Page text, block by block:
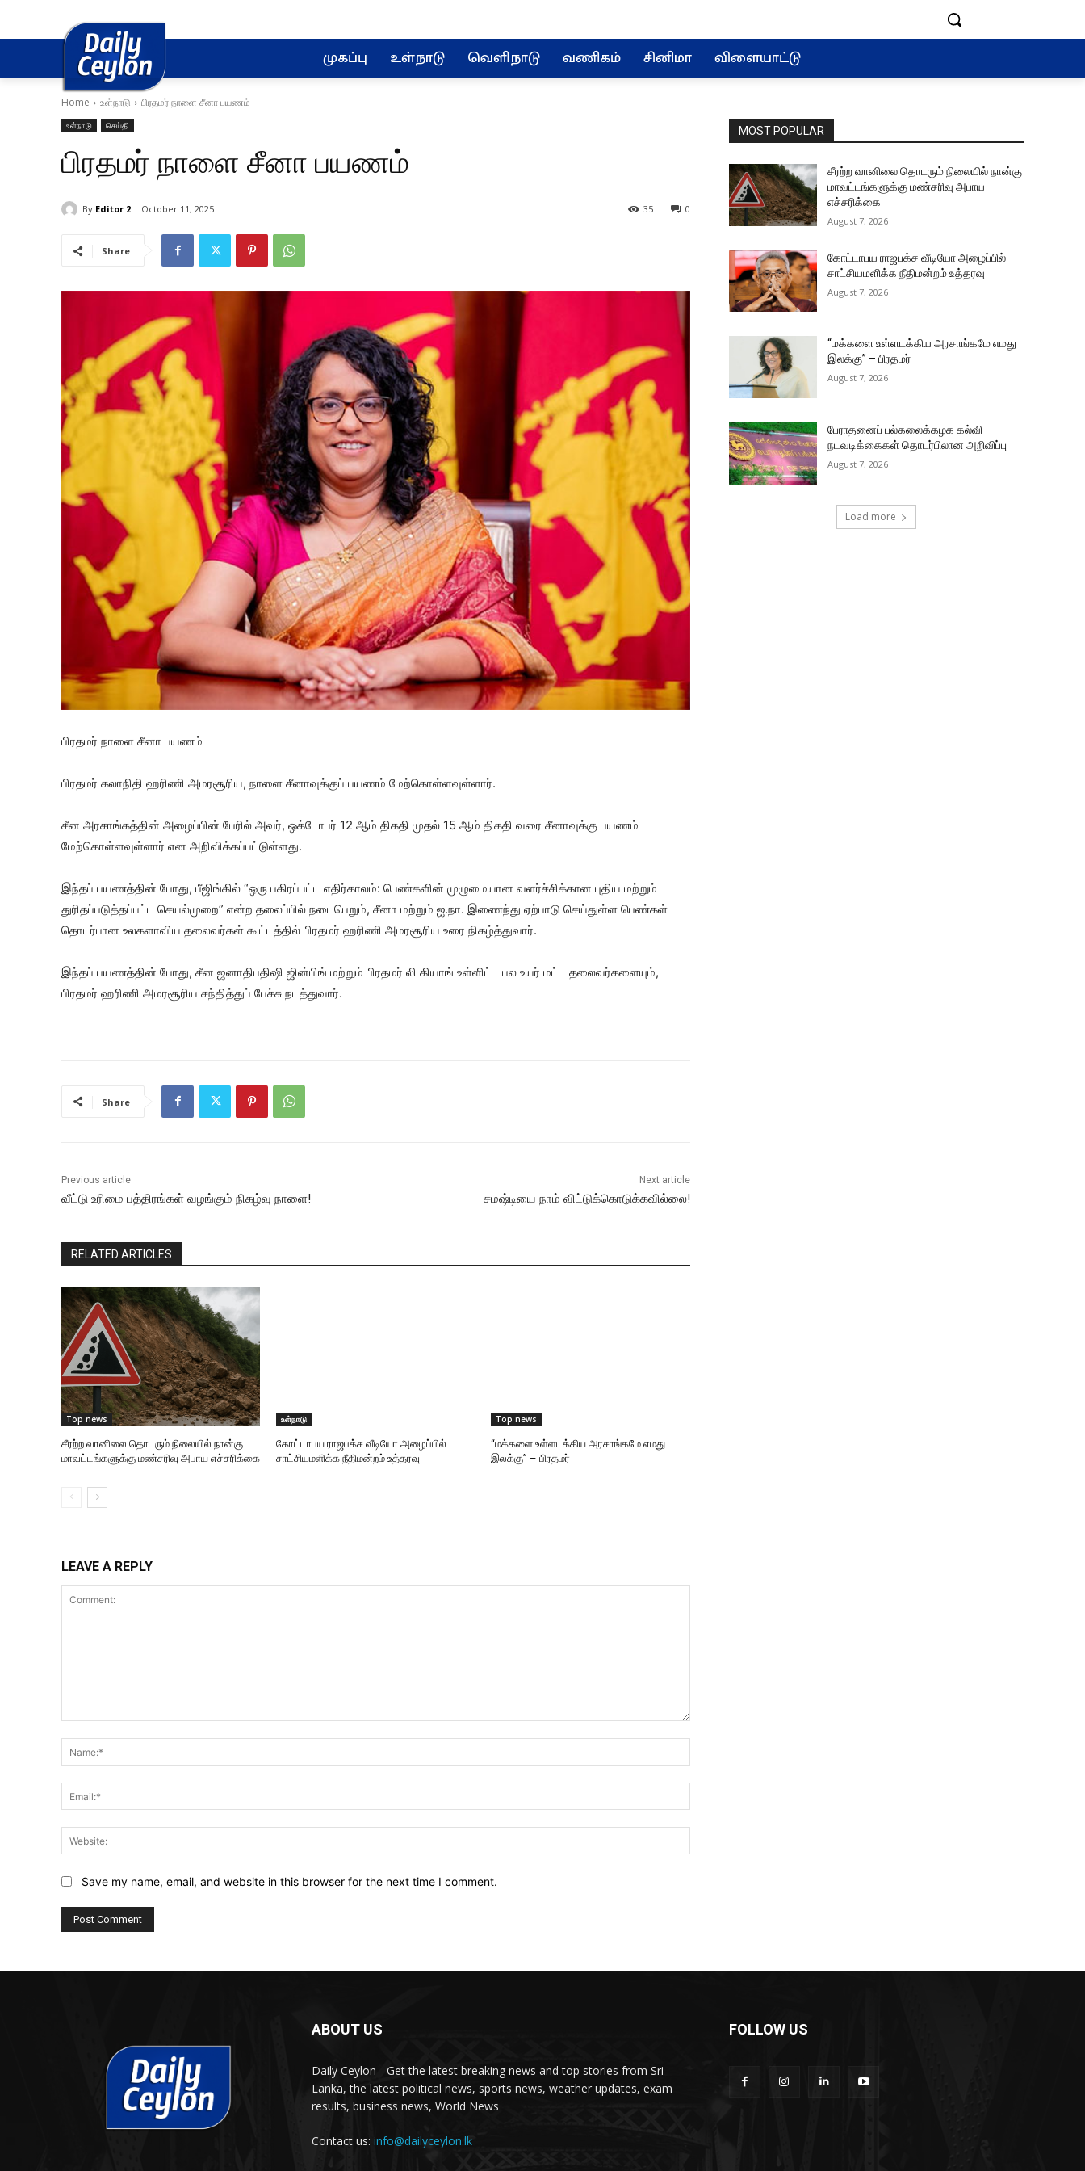
முகப்பு உள்நாடு வெளிநாடு வணிகம் சினிமா விளையாட்டு
Home உள்நாடு பிரதமர் நாளை சீனா பயணம்
உள்நாடு செய்தி
பிரதமர் நாளை சீனா பயணம்
By Editor 2 October 11, 2025 0
35
Share
பிரதமர் நாளை சீனா பயணம்
பிரதமர் கலாநிதி ஹரிணி அமரசூரிய, நாளை சீனாவுக்குப் பயணம் மேற்கொள்ளவுள்ளார்.
சீன அரசாங்கத்தின் அழைப்பின் பேரில் அவர், ஒக்டோபர் 12 ஆம் திகதி முதல் 15 ஆம் திகதி வரை சீனாவுக்கு பயணம்
மேற்கொள்ளவுள்ளார் என அறிவிக்கப்பட்டுள்ளது.
இந்தப் பயணத்தின் போது, ​​பீஜிங்கில் “ஒரு பகிரப்பட்ட எதிர்காலம்: பெண்களின் முழுமையான வளர்ச்சிக்கான புதிய மற்றும்
துரிதப்படுத்தப்பட்ட செயல்முறை” என்ற தலைப்பில் நடைபெறும், சீனா மற்றும் ஐ.நா. இணைந்து ஏற்பாடு செய்துள்ள பெண்கள்
தொடர்பான உலகளாவிய தலைவர்கள் கூட்டத்தில் பிரதமர் ஹரிணி அமரசூரிய உரை நிகழ்த்துவார்.
இந்தப் பயணத்தின் போது, சீன ஜனாதிபதிஷி ஜின்பிங் மற்றும் பிரதமர் லி கியாங் உள்ளிட்ட பல உயர் மட்ட தலைவர்களையும்,
பிரதமர் ஹரிணி அமரசூரிய சந்தித்துப் பேச்சு நடத்துவார்.
Share
Previous article
வீட்டு உரிமை பத்திரங்கள் வழங்கும் நிகழ்வு நாளை!
Next article
சமஷ்டியை நாம் விட்டுக்கொடுக்கவில்லை!
RELATED ARTICLES
Top news
சீரற்ற வானிலை தொடரும் நிலையில் நான்கு
மாவட்டங்களுக்கு மண்சரிவு அபாய எச்சரிக்கை
உள்நாடு
கோட்டாபய ராஜபக்ச வீடியோ அழைப்பில்
சாட்சியமளிக்க நீதிமன்றம் உத்தரவு
Top news
“மக்களை உள்ளடக்கிய அரசாங்கமே எமது
இலக்கு” – பிரதமர்
LEAVE A REPLY
Save my name, email, and website in this browser for the next time I comment.
MOST POPULAR
சீரற்ற வானிலை தொடரும் நிலையில் நான்கு
மாவட்டங்களுக்கு மண்சரிவு அபாய
எச்சரிக்கை
August 7, 2026
கோட்டாபய ராஜபக்ச வீடியோ அழைப்பில்
சாட்சியமளிக்க நீதிமன்றம் உத்தரவு
August 7, 2026
“மக்களை உள்ளடக்கிய அரசாங்கமே எமது
இலக்கு” – பிரதமர்
August 7, 2026
பேராதனைப் பல்கலைக்கழக கல்வி
நடவடிக்கைகள் தொடர்பிலான அறிவிப்பு
August 7, 2026
Load more
ABOUT US
Daily Ceylon - Get the latest breaking news and top stories from Sri
Lanka, the latest political news, sports news, weather updates, exam
results, business news, World News
Contact us: info@dailyceylon.lk
FOLLOW US